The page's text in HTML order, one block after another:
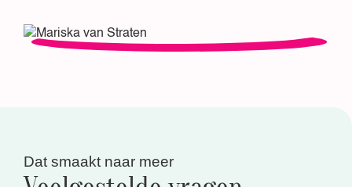
Dat smaakt naar meer